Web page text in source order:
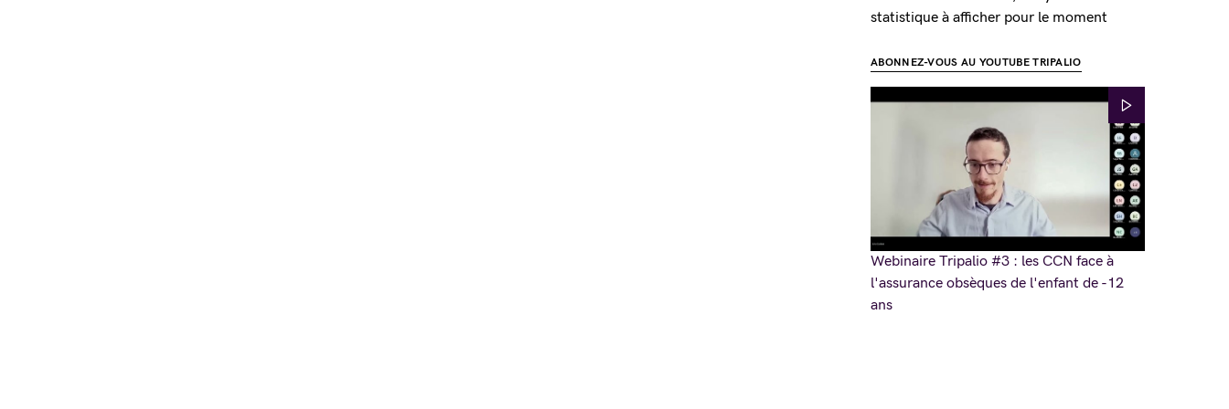
statistique à afficher pour le moment
ABONNEZ-VOUS AU YOUTUBE TRIPALIO
Webinaire Tripalio #3 : les CCN face à
l'assurance obsèques de l'enfant de -12
ans